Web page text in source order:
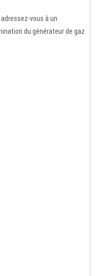
vous à un
du générateur de gaz